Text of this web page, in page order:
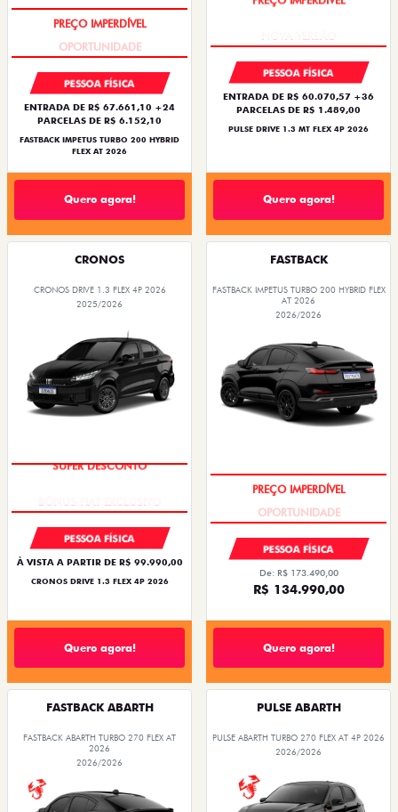
PREÇO IMPERDÍVEL
PESSOA FÍSICA
ENTRADA DE R$ 67.661,10 +24
PARCELAS DE R$ 6.152,10
FASTBACK IMPETUS TURBO 200 HYBRID
FLEX AT 2026
Quero agora!
PREÇO IMPERDÍVEL
PESSOA FÍSICA
ENTRADA DE R$ 60.070,57 +36
PARCELAS DE R$ 1.489,00
PULSE DRIVE 1.3 MT FLEX 4P 2026
Quero agora!
CRONOS
CRONOS DRIVE 1.3 FLEX 4P 2026
2025/2026
SUPER DESCONTO
PESSOA FÍSICA
À VISTA A PARTIR DE R$ 99.990,00
CRONOS DRIVE 1.3 FLEX 4P 2026
Quero agora!
FASTBACK
FASTBACK IMPETUS TURBO 200 HYBRID FLEX
AT 2026
2026/2026
PREÇO IMPERDÍVEL
PESSOA FÍSICA
De: R$ 173.490,00
R$ 134.990,00
Quero agora!
FASTBACK ABARTH
FASTBACK ABARTH TURBO 270 FLEX AT
2026
2026/2026
PULSE ABARTH
PULSE ABARTH TURBO 270 FLEX AT 4P 2026
2026/2026